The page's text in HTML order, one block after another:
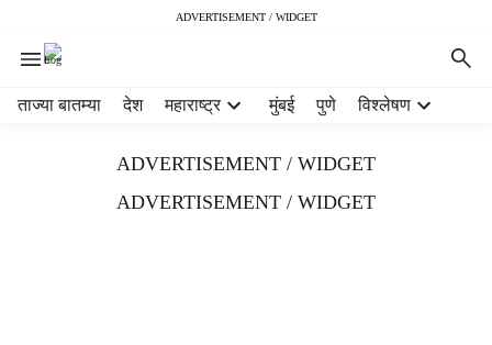
ADVERTISEMENT / WIDGET
ताज्या बातम्या देश महाराष्ट्र मुंबई पुणे विश्लेषण
ADVERTISEMENT / WIDGET
ADVERTISEMENT / WIDGET